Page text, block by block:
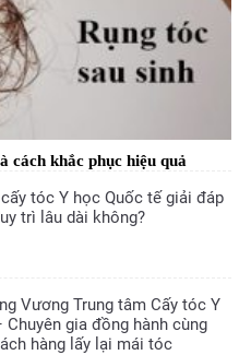
cách khắc phục hiệu quả
tóc Y học Quốc tế giải đáp
trì lâu dài không?
Vương Trung tâm Cấy tóc Y
Chuyên gia đồng hành cùng
hàng lấy lại mái tóc